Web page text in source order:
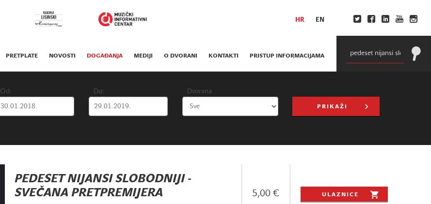
HR EN
PRETPLATE NOVOSTI DOGAĐANJA MEDIJI O DVORANI KONTAKTI PRISTUP INFORMACIJAMA
Od: Do: Dvorana
PRIKAŽI
PEDESET NIJANSI SLOBODNIJI -
SVEČANA PRETPREMIJERA
5,00 € ULAZNICE